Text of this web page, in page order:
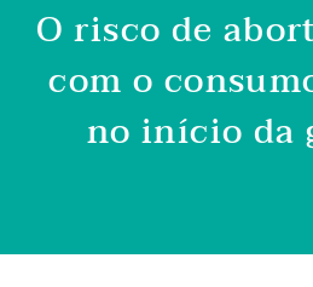
O risco de
com o
no início da